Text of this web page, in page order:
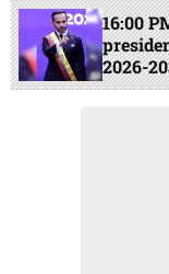
16:00
2026-